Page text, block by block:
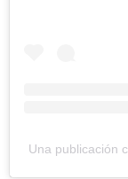
Una publicación